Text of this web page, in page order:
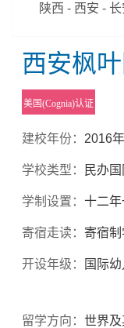
陕西 - 西安 -
西安枫
美国(Cognia)认证
建校年份： 2016年
学校类型： 民办
学制设置：十二年
寄宿走读： 寄宿
开设年级： 国际
留学方向：世界